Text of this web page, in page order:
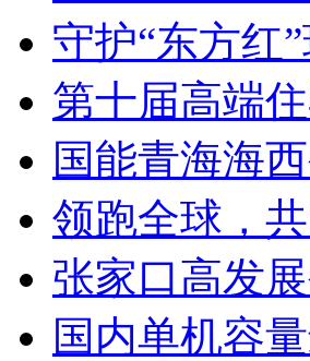
守护“东方红
第十届高端
国能青海海
领跑全球，
张家口高发
国内单机容